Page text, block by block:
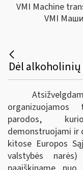
VMI Machine
VMI
parodos,
demonstruojami ir
kitose Europos
valstybės